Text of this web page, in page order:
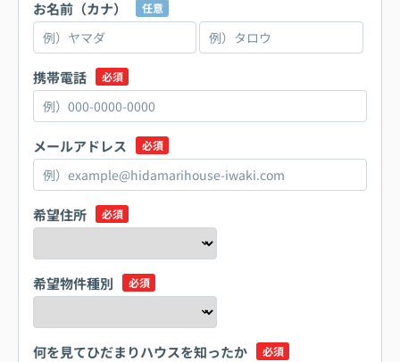
お名前（カナ） 任意
携帯電話 必須
メールアドレス 必須
希望住所 必須
希望物件種別 必須
何を見てひだまりハウスを知ったか 必須